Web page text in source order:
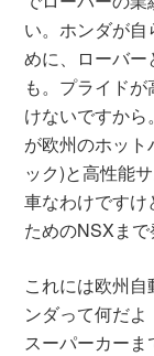
い。ホンダが
めに、ローバ
も。プライド
けないですか
が欧州のホッ
ック)と高性能
車なわけです
ためのNSXまで
これには欧州
ンダって何だよ
スーパーカー